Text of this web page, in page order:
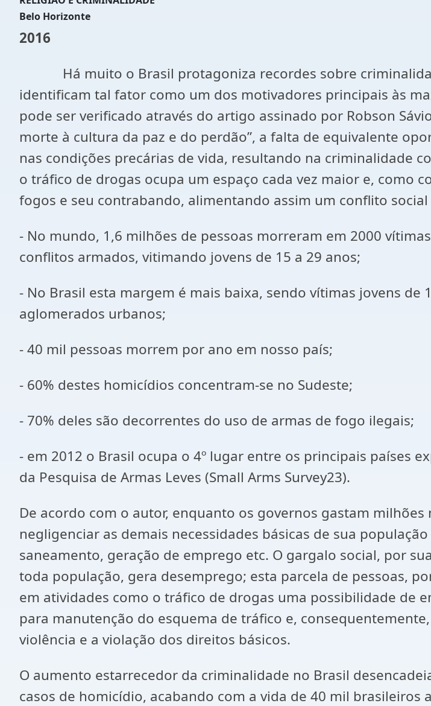
Belo Horizonte
2016
Há muito o Brasil protagoniza recordes sobre
identificam tal fator como um dos motivadores principais às
pode ser verificado através do artigo assinado por Robson
morte à cultura da paz e do perdão”, a falta de equivalente
nas condições precárias de vida, resultando na criminalidade
o tráfico de drogas ocupa um espaço cada vez maior e, como
fogos e seu contrabando, alimentando assim um conflito
- No mundo, 1,6 milhões de pessoas morreram em 2000
conflitos armados, vitimando jovens de 15 a 29 anos;
- No Brasil esta margem é mais baixa, sendo vítimas jovens
aglomerados urbanos;
- 40 mil pessoas morrem por ano em nosso país;
- 60% destes homicídios concentram-se no Sudeste;
- 70% deles são decorrentes do uso de armas de fogo ilegais;
- em 2012 o Brasil ocupa o 4º lugar entre os principais países
da Pesquisa de Armas Leves (Small Arms Survey23).
De acordo com o autor, enquanto os governos gastam
negligenciar as demais necessidades básicas de sua
saneamento, geração de emprego etc. O gargalo social, por
toda população, gera desemprego; esta parcela de pessoas,
em atividades como o tráfico de drogas uma possibilidade de
para manutenção do esquema de tráfico e,
violência e a violação dos direitos básicos.
O aumento estarrecedor da criminalidade no Brasil
casos de homicídio, acabando com a vida de 40 mil